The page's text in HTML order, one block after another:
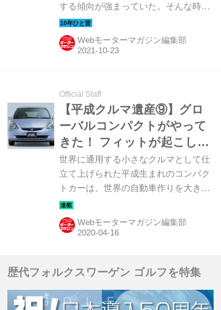
する傾向が強まっていた。そんな時代
のニューモデル試乗記を当時の記事と
写真で紹介していこう。今回は、フィ
ットをベースにしたコンパクトなステ
Webモーターマガジン編集部
Official Staff
【平成クルマ遺産⑨】グロ
ーバルコンパクトがやって
きた！ フィットが起こした
革命
世界に通用する小さなクルマとして仕
立て上げられた平成生まれのコンパク
トカーは、世界の自動車作りを大きく
変えた。今回はその革新的なパッケー
ジングで現在もこのセグメントを牽引
するホンダのフィットを紹介しよう。
Webモーターマガジン編集部
歴代フォルクスワーゲン ゴルフを特集